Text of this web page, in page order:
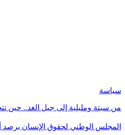
سياسة
من سبتة ومليلية إلى جيل الغد.. حين
المجلس الوطني لحقوق الإنسان يرصد